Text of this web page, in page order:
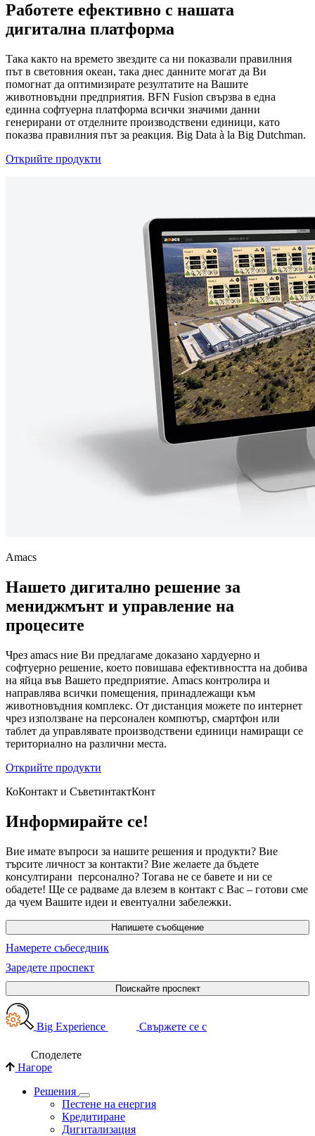
Работете ефективно с нашата
дигитална платформа
Така както на времето звездите са ни показвали правилния
път в световния океан, така днес данните могат да Ви
помогнат да оптимизирате резултатите на Вашите
животновъдни предприятия. BFN Fusion свързва в една
единна софтуерна платформа всички значими данни
генерирани от отделните производствени единици, като
показва правилния път за реакция. Big Data à la Big Dutchman.
Открийте продукти
Amacs
Нашето дигитално решение за
мениджмънт и управление на
процесите
Чрез amacs ние Ви предлагаме доказано хардуерно и
софтуерно решение, което повишава ефективността на добива
на яйца във Вашето предприятие. Amacs контролира и
направлява всички помещения, принадлежащи към
животновъдния комплекс. От дистанция можете по интернет
чрез използване на персонален компютър, смартфон или
таблет да управлявате производствени единици намиращи се
териториално на различни места.
Открийте продукти
КоКонтакт и СъветинтактКонт
Информирайте се!
Вие имате въпроси за нашите решения и продукти? Вие
търсите личност за контакти? Вие желаете да бъдете
консултирани персонално? Тогава не се бавете и ни се
обадете! Ще се радваме да влезем в контакт с Вас – готови сме
да чуем Вашите идеи и евентуални забележки.
Напишете съобщение
Намерете събеседник
Заредете проспект
Поискайте проспект
Big Experience Свържете се с
Споделете
Нагоре
Решения
Пестене на енергия
Кредитиране
Дигитализация